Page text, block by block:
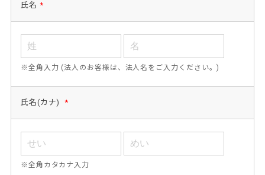
氏名 *
※全角入力 (法人のお客様は、法人名をご入力ください。)
氏名(カナ) *
※全角カタカナ入力